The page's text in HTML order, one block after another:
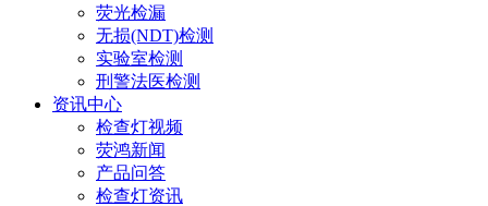
荧光检漏
无损(NDT)检测
实验室检测
刑警法医检测
资讯中心
检查灯视频
荧鸿新闻
产品问答
检查灯资讯